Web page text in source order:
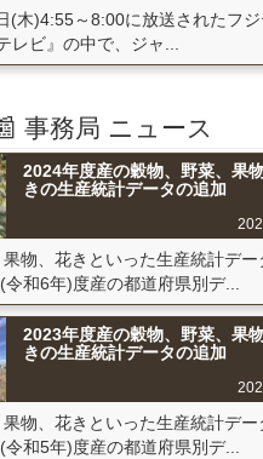
(木)4:55～8:00に放送されたフジ
レビ』の中で、ジャ...
事務局 ニュース
2024年度産の穀物、野菜、果
きの生産統計データの追加
物、花きといった生産統計デー
和6年)度産の都道府県別デ...
2023年度産の穀物、野菜、果
きの生産統計データの追加
物、花きといった生産統計デー
令和5年)度産の都道府県別デ...